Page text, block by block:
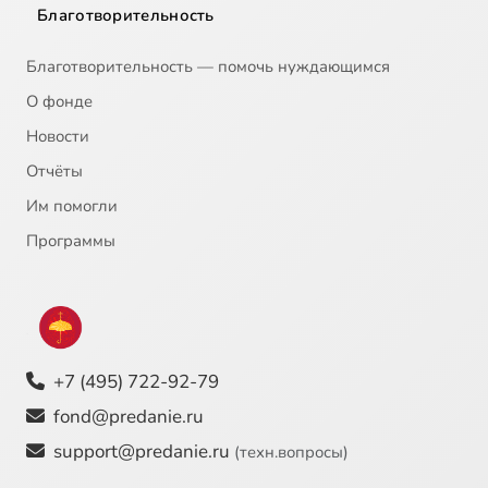
21
23 Вторая Мировая Война День за днём 23
25
26 Вторая Мировая Война День за днём 26
Вторая Мировая Война День за днём 27
Благотворительность
Благотворительность — помочь нуждающимся
О фонде
Новости
Отчёты
Им помогли
Программы
+7 (495) 722-92-79
fond@predanie.ru
support@predanie.ru (техн.вопросы)